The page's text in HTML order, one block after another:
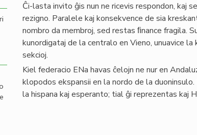
Ĉi-lasta invito ĝis nun ne ricevis respondon, kaj
rezigno. Paralele kaj konsekvence de sia
nombro da membroj, sed restas ﬁnance fragila.
kunordigataj de la centralo en Vieno, unuavice
sekcioj.
Kiel federacio ENa havas ĉelojn ne nur en
klopodos ekspansii en la nordo de la
la hispana kaj esperanto; tial ĝi reprezentas kaj